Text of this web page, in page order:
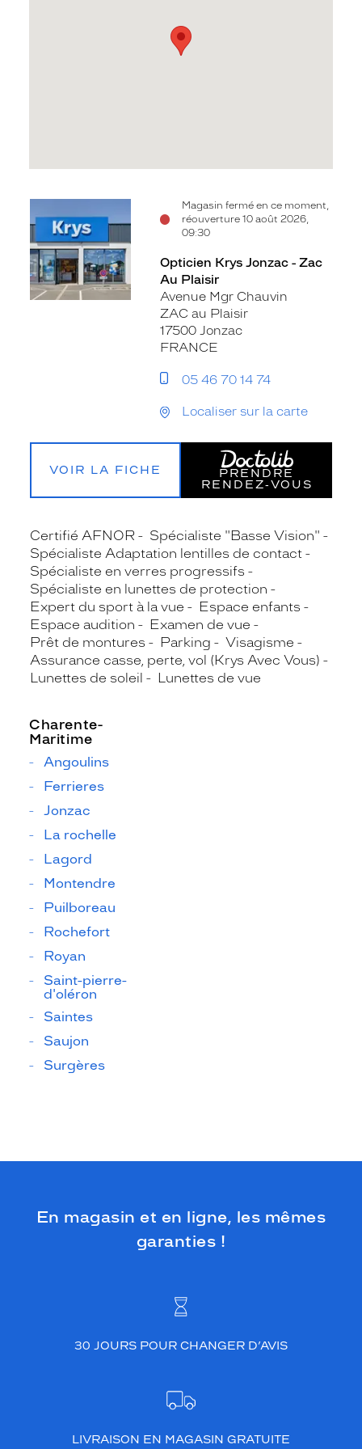
Magasin fermé en ce moment,
réouverture 10 août 2026,
09:30
la
fiche
Opticien Krys Jonzac - Zac
Au Plaisir
Avenue Mgr Chauvin
ZAC au Plaisir
17500 Jonzac
FRANCE
05 46 70 14 74
Localiser sur la carte
VOIR LA FICHE
PRENDRE
RENDEZ‑VOUS
Certifié AFNOR
Spécialiste "Basse Vision"
Spécialiste Adaptation lentilles de contact
Spécialiste en verres progressifs
Spécialiste en lunettes de protection
Expert du sport à la vue
Espace enfants
Espace audition
Examen de vue
Prêt de montures
Parking
Visagisme
Assurance casse, perte, vol (Krys Avec Vous)
Lunettes de soleil
Lunettes de vue
Charente-
Maritime
Angoulins
Ferrieres
Jonzac
La rochelle
Lagord
Montendre
Puilboreau
Rochefort
Royan
Saint-pierre-
d'oléron
Saintes
Saujon
Surgères
En magasin et en ligne, les mêmes
garanties !
30 JOURS POUR CHANGER D’AVIS
LIVRAISON EN MAGASIN GRATUITE